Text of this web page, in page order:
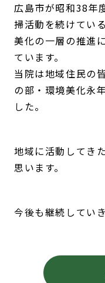
広島市が昭和38年
掃活動を続けてい
美化の一層の推進
ています。
当院は地域住民の
の部・環境美化永
した。
地域に活動してき
思います。
今後も継続してい